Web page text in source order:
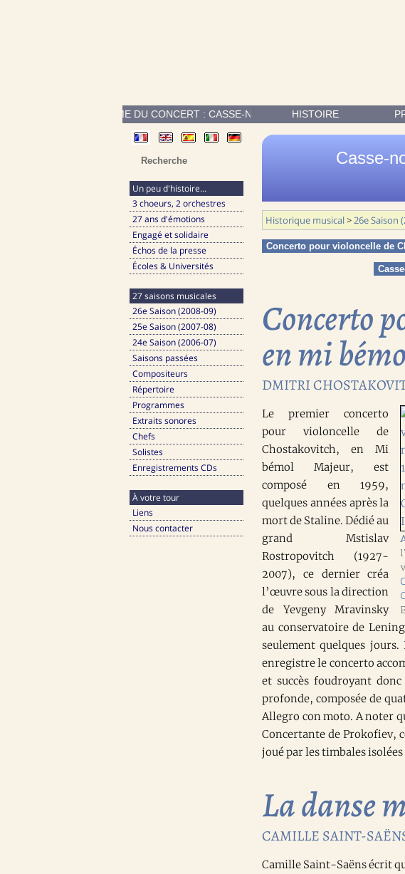
DE PROGRAMME DU CONCERT : CASSE-NOISETTES SUITE ORCHESTRALE
HISTOIRE
Un peu d'histoire…
3 choeurs, 2 orchestres
27 ans d'émotions
Engagé et solidaire
Échos de la presse
Écoles & Universités
27 saisons musicales
26e Saison (2008-09)
25e Saison (2007-08)
24e Saison (2006-07)
Saisons passées
Compositeurs
Répertoire
Programmes
Extraits sonores
Chefs
Solistes
Enregistrements CDs
À votre tour
Liens
Nous contacter
Casse-
Historique musical> 26e Saison
Concerto pour violoncelle de
Concerto
en mi
DMITRI
Le premier concerto
pour violoncelle de
Chostakovitch, en Mi
bémol Majeur, est
composé en 1959,
quelques années après la
mort de Staline. Dédié au
grand Mstislav
Rostropovitch (1927-
2007), ce dernier créa
l’œuvre sous la direction
de Yevgeny Mravinsky
au conservatoire de
seulement quelques
enregistre le concerto
et succès foudroyant
profonde, composée de
Allegro con moto. A noter
Concertante de Prokofiev,
joué par les timbales
La danse
CAMILLE SAINT-
Camille Saint-Saëns écrit